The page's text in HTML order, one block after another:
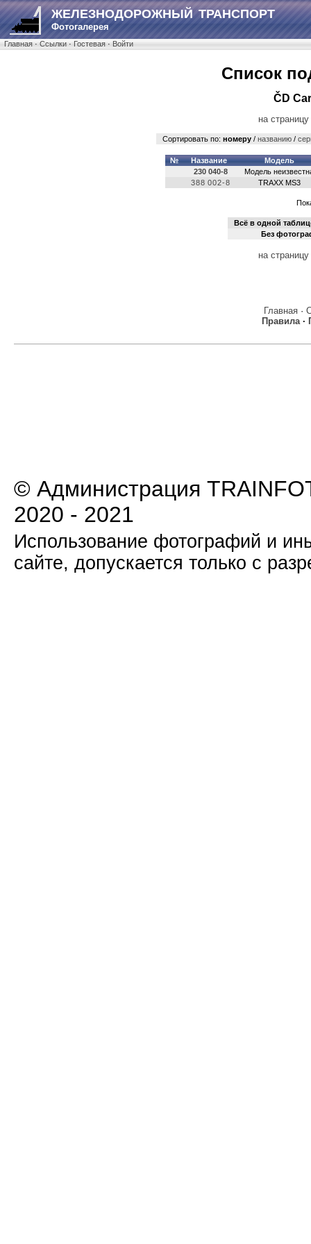
ЖЕЛЕЗНОДОРОЖНЫЙ ТРАНСПОРТ
Фотогалерея
Главная·Ссылки·Гостевая·Войти
Список
ČD
на
Сортировать по: номеру/ названию/
№ Название
Модель
230 040-8
Модель
388 002-8
TRAXX MS3
Всё в одной
Без
на
Главная·
Правила·
© Администрация
2020 - 2021
Использование фотографий и
сайте, допускается только с